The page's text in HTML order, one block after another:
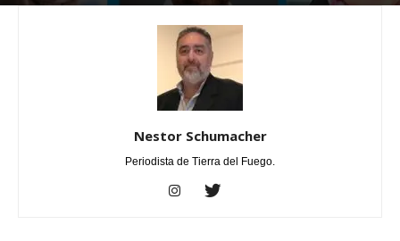
Nestor Schumacher
Periodista de Tierra del Fuego.